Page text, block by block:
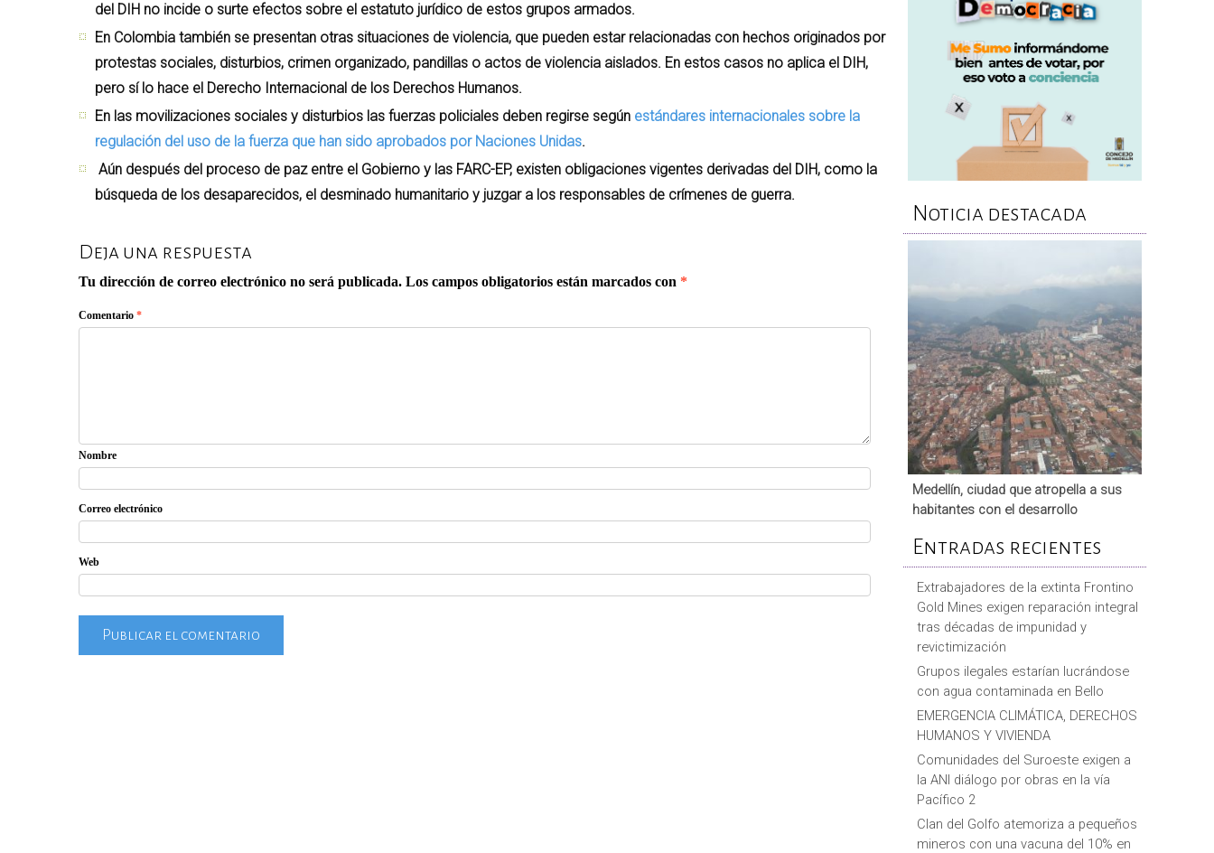
del DIH no incide o surte efectos sobre el estatuto jurídico de estos grupos armados.
En Colombia también se presentan otras situaciones de violencia, que pueden estar relacionadas con hechos originados por
protestas sociales, disturbios, crimen organizado, pandillas o actos de violencia aislados. En estos casos no aplica el DIH,
pero sí lo hace el Derecho Internacional de los Derechos Humanos.
En las movilizaciones sociales y disturbios las fuerzas policiales deben regirse según estándares internacionales sobre la
regulación del uso de la fuerza que han sido aprobados por Naciones Unidas.
Aún después del proceso de paz entre el Gobierno y las FARC-EP, existen obligaciones vigentes derivadas del DIH, como la
búsqueda de los desaparecidos, el desminado humanitario y juzgar a los responsables de crímenes de guerra.
Deja una respuesta
Tu dirección de correo electrónico no será publicada. Los campos obligatorios están marcados con *
Comentario *
Nombre
Correo electrónico
Web
Noticia destacada
Medellín, ciudad que atropella a sus
habitantes con el desarrollo
Entradas recientes
Extrabajadores de la extinta Frontino
Gold Mines exigen reparación integral
tras décadas de impunidad y
revictimización
Grupos ilegales estarían lucrándose
con agua contaminada en Bello
EMERGENCIA CLIMÁTICA, DERECHOS
HUMANOS Y VIVIENDA
Comunidades del Suroeste exigen a
la ANI diálogo por obras en la vía
Pacífico 2
Clan del Golfo atemoriza a pequeños
mineros con una vacuna del 10% en